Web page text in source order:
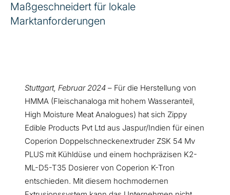
Maßgeschneidert für lokale
Marktanforderungen
Stuttgart, Februar 2024 – Für die Herstellung von
HMMA (Fleischanaloga mit hohem Wasseranteil,
High Moisture Meat Analogues) hat sich Zippy
Edible Products Pvt Ltd aus Jaspur/Indien für einen
Coperion Doppelschneckenextruder ZSK 54 Mv
PLUS mit Kühldüse und einem hochpräzisen K2-
ML-D5-T35 Dosierer von Coperion K-Tron
entschieden. Mit diesem hochmodernen